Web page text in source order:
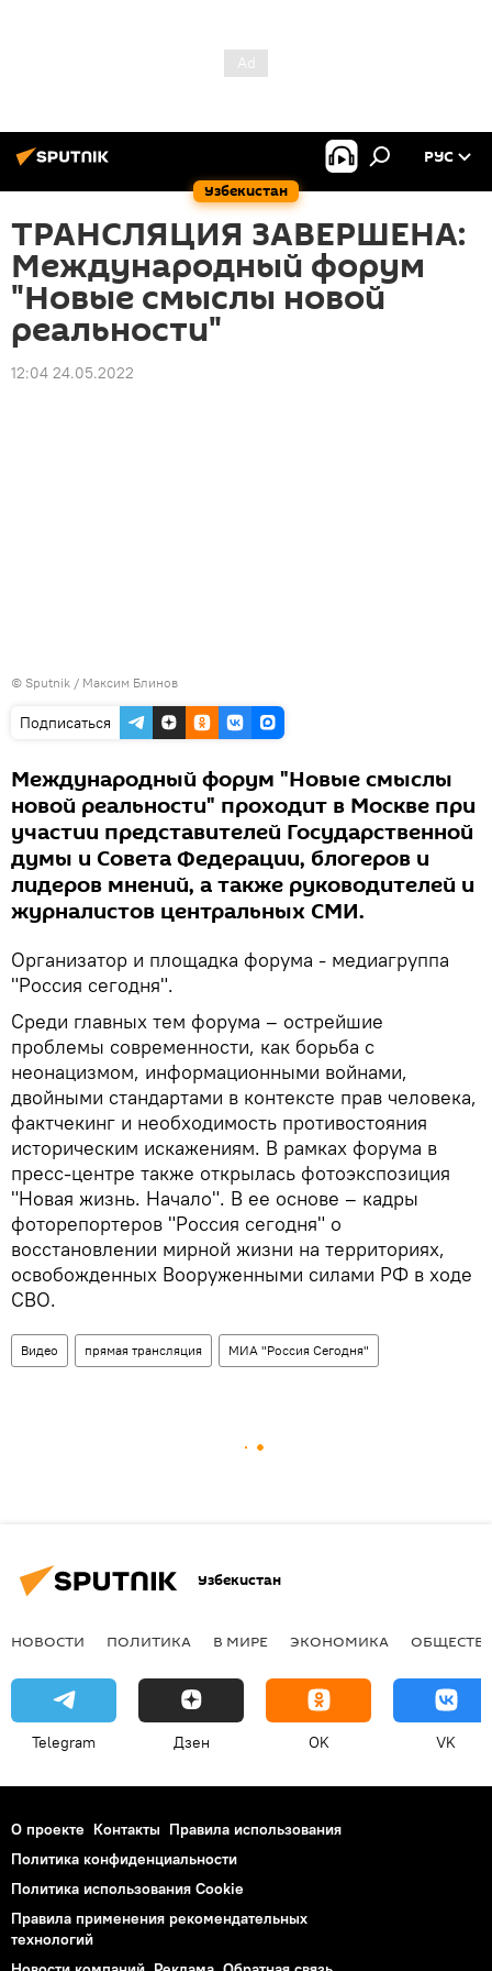
Узбекистан
РУС
ТРАНСЛЯЦИЯ ЗАВЕРШЕНА:
Международный форум
"Новые смыслы новой
реальности"
12:04 24.05.2022
© Sputnik / Максим Блинов
Подписаться
Международный форум "Новые смыслы
новой реальности" проходит в Москве при
участии представителей Государственной
думы и Совета Федерации, блогеров и
лидеров мнений, а также руководителей и
журналистов центральных СМИ.
Организатор и площадка форума - медиагруппа
"Россия сегодня".
Среди главных тем форума – острейшие
проблемы современности, как борьба с
неонацизмом, информационными войнами,
двойными стандартами в контексте прав человека,
фактчекинг и необходимость противостояния
историческим искажениям. В рамках форума в
пресс-центре также открылась фотоэкспозиция
"Новая жизнь. Начало". В ее основе – кадры
фоторепортеров "Россия сегодня" о
восстановлении мирной жизни на территориях,
освобожденных Вооруженными силами РФ в ходе
СВО.
Видео прямая трансляция МИА "Россия Сегодня"
Узбекистан
НОВОСТИ ПОЛИТИКА В МИРЕ ЭКОНОМИКА
Telegram Дзен OK VK
О проекте Контакты Правила использования
Политика конфиденциальности
Политика использования Cookie
Правила применения рекомендательных
технологий